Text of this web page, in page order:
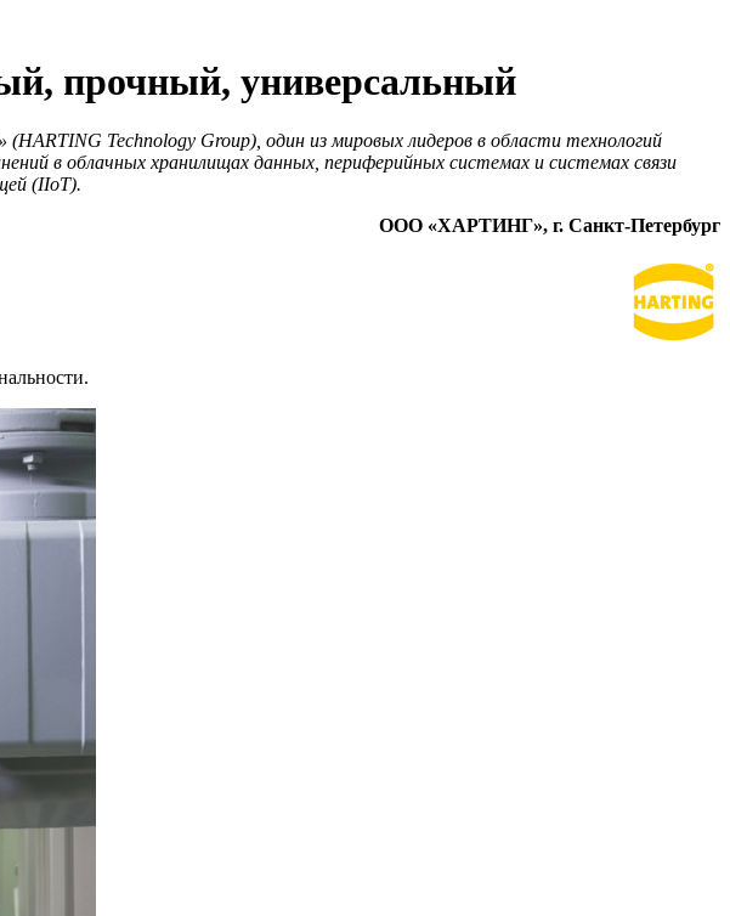
прочный, универсальный
Technology Group), один из мировых лидеров в области технологий
в облачных хранилищах данных, периферийных системах и системах связи
(IIoT).
ООО «ХАРТИНГ», г. Санкт-Петербург